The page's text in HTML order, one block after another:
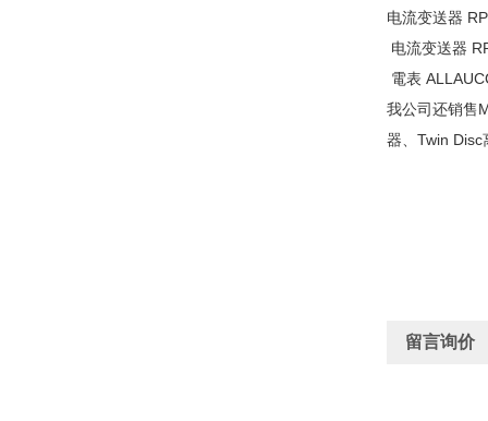
电流变送器
电流变送器
電表
我公司还销售
器、Twin Disc
留言询价